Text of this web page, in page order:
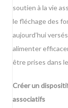
soutien à la vie
le fléchage des
aujourd’hui
alimenter
être prises dans
Créer un
associatifs